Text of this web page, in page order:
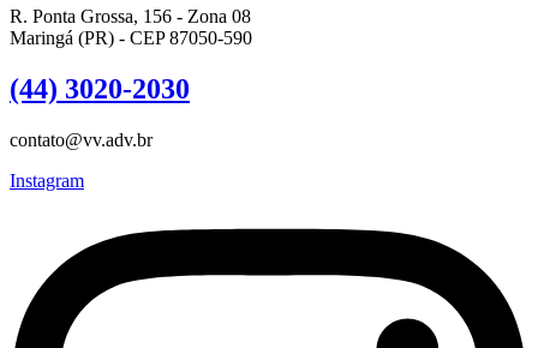
R. Ponta Grossa, 156 - Zona 08
Maringá (PR) - CEP 87050-590
(44) 3020-2030
contato@vv.adv.br
Instagram